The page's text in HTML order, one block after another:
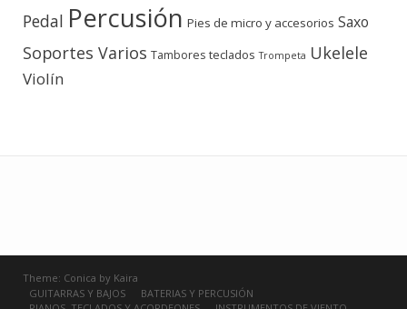
Pedal Percusión Pies de micro y accesorios Saxo
Soportes Varios Tambores teclados Trompeta Ukelele
Violín
Theme: Conica by Kaira
GUITARRAS Y BAJOS
BATERIAS Y PERCUSIÓN